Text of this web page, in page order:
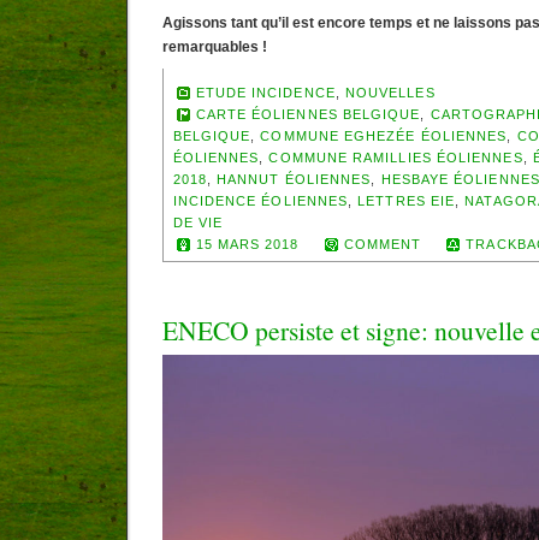
Agissons tant qu’il est encore temps et ne laissons
remarquables !
ETUDE INCIDENCE
NOUVELLES
CARTE ÉOLIENNES BELGIQUE
BELGIQUE ,COMMUNE EGHEZÉE ÉOLIENNES
ÉOLIENNES
,COMMUNE RAMILLIES ÉOLIENNES
2018 ,HANNUT ÉOLIENNES
HESBAYE ÉOLIENNES
INCIDENCE ÉOLIENNES ,LETTRES EIE ,
DE VIE
15 MARS 2018
COMMENT
ENECO persiste et signe: nouvelle